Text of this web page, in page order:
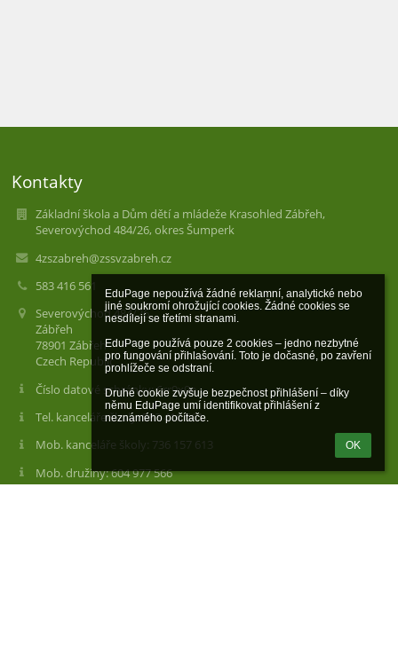
EduPage nepoužívá žádné reklamní, analytické nebo
jiné soukromí ohrožující cookies. Žádné cookies se
nesdílejí se třetími stranami.
EduPage používá pouze 2 cookies – jedno nezbytné
pro fungování přihlašování. Toto je dočasné, po zavření
prohlížeče se odstraní.
Druhé cookie zvyšuje bezpečnost přihlášení – díky
němu EduPage umí identifikovat přihlášení z
neznámého počítače.
OK
Kontakty
Základní škola a Dům dětí a mládeže Krasohled Zábřeh,
Severovýchod 484/26, okres Šumperk
4zszabreh@zssvzabreh.cz
583 416 561
Severovýchod 484/26
Zábřeh
78901 Zábřeh
Czech Republic
Číslo datové schránky: 6rr9x9e
Tel. kanceláře školy: 583 416 561
Mob. kanceláře školy: 736 157 613
Mob. družiny: 604 977 566